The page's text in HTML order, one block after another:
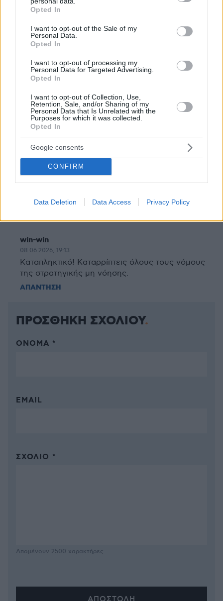
grant or deny consent to Google and its third-party tags to
use your data for below specified purposes in below Google
consent section.
Opted In
I want to opt-out of the Sale of my
Personal Data.
Opted In
I want to opt-out of processing my
Personal Data for Targeted Advertising.
Opted In
I want to opt-out of Collection, Use,
Retention, Sale, and/or Sharing of my
Personal Data that Is Unrelated with the
Purposes for which it was collected.
Opted In
Google consents
CONFIRM
Data Deletion Data Access Privacy Policy
08.06.2026, 18:43
Πολύ ενθουσιώδης η υποδοχή τού Προέδρου τής
Κίνας.Νά υποθέσω αυθόρμητα από τούς πολίτες τής
Β.Κορέας...
ΑΠΑΝΤΗΣΗ
Απ.
08.06.2026, 19:26
Μεταξύ τους,το αίμα νερό δε γίνεται, Και
φατσικά,έχουν πολλά κοινά μεταξύ τους!
ΑΠΑΝΤΗΣΗ
Αποστόλης
08.06.2026, 18:34
Σε ποιά γλώσσα επικοινωνούν? ο Σι δεν μιλάει
ένας ωραίος γρίφος!
ΑΠΑΝΤΗΣΗ
win-win
08.06.2026, 19:13
Καταπληκτικό! Καταρρίπτεις όλους τους νόμους
της στρατηγικής μη νόησης.
ΑΠΑΝΤΗΣΗ
ΠΡΟΣΘΗΚΗ ΣΧΟΛΙΟΥ
ΌΝΟΜΑ *
EMAIL
ΣΧΌΛΙΟ *
Απομένουν 2500 χαρακτήρες